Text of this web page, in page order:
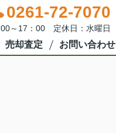
0261-72-7070
～17：00 定休日：水曜日
売却査定 お問い合わせ